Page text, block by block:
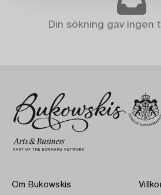
Din sökning gav ingen
Om Bukowskis